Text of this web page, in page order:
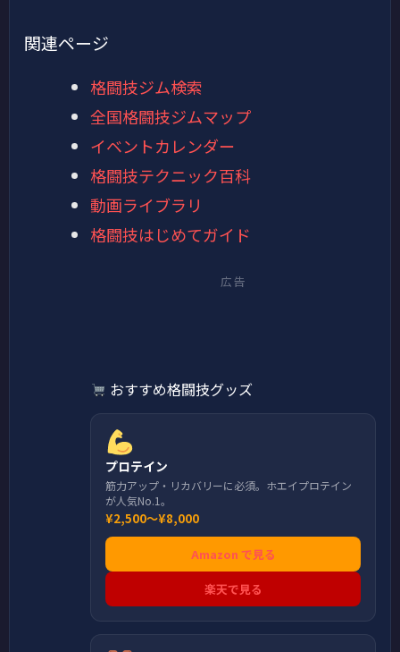
関連ページ
格闘技ジム検索
全国格闘技ジムマップ
イベントカレンダー
格闘技テクニック百科
動画ライブラリ
格闘技はじめてガイド
広告
おすすめ格闘技グッズ
プロテイン
筋力アップ・リカバリーに必須。ホエイプロテイン
が人気No.1。
¥2,500〜¥8,000
Amazon で見る
楽天で見る